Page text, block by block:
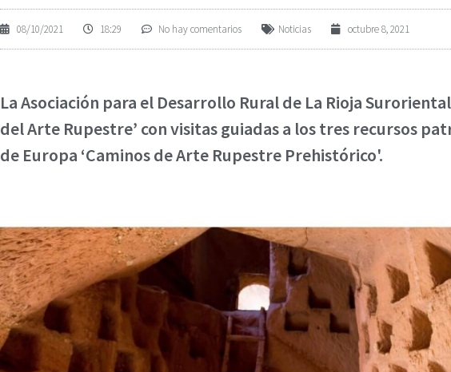
08/10/2021 18:29 No hay comentarios Noticias octubre 8, 2021
La Asociación para el Desarrollo Rural de La Rioja
del Arte Rupestre’ con visitas guiadas a los tres recursos
de Europa ‘Caminos de Arte Rupestre Prehistórico'.